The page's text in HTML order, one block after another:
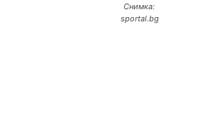
Снимка:
sportal.bg